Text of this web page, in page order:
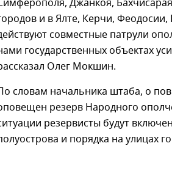
и в Ялте, Керчи,
совместные патрули
государственных объектах
Олег Мокшин.
словам начальника штаба, о
резерв Народного
резервисты будут
и порядка на улицах